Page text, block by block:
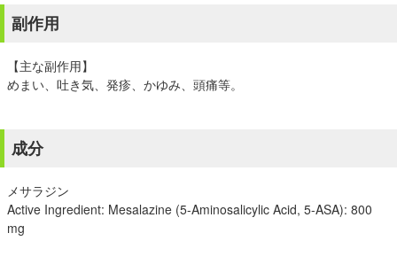
副作用
【主な副作用】
めまい、吐き気、発疹、かゆみ、頭痛等。
成分
メサラジン
Active Ingredient: Mesalazine (5-Aminosalicylic Acid, 5-ASA): 800
mg